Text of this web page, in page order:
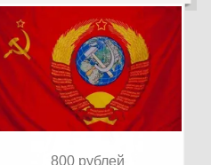
800 рублей